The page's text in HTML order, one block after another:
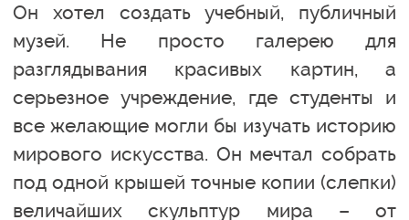
Он хотел создать учебный, публичный
музей. Не просто галерею для
разглядывания красивых картин, а
серьезное учреждение, где студенты и
все желающие могли бы изучать историю
мирового искусства. Он мечтал собрать
под одной крышей точные копии (слепки)
величайших скульптур мира – от